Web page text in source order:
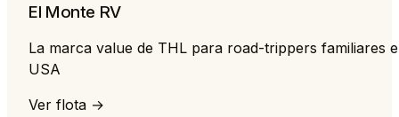
El Monte RV
La marca value de THL para road-trippers familiares
USA
Ver flota →